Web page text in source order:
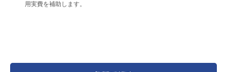
用実費を補助します。